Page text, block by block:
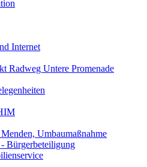
Internet
Radweg Untere Promenade
Umbaumaßnahme
Bürgerbeteiligung